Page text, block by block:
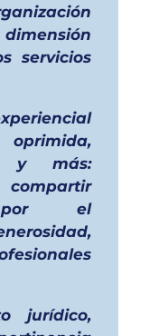
servicios
y más:
por el
jurídico,